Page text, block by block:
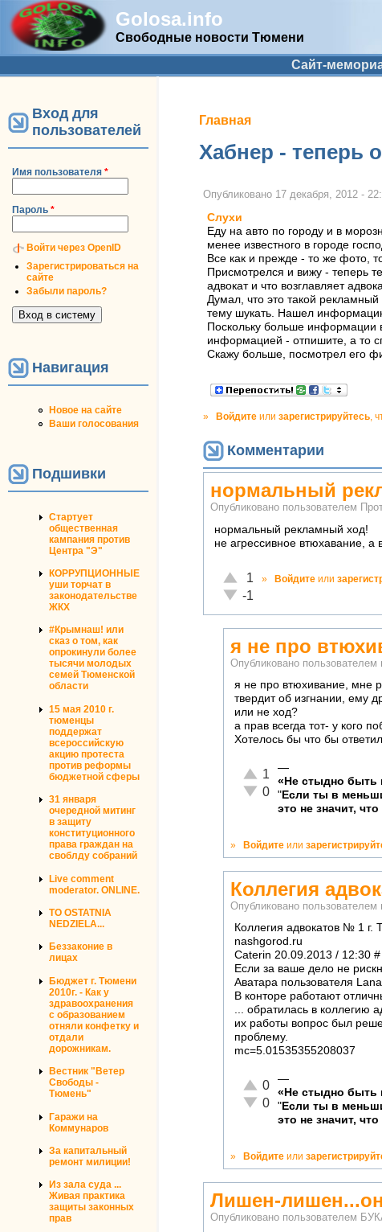
Golosa.info
Свободные новости Тюмени
Дополнительное меню Сайт-
Вход для
пользователей
Имя пользователя *
Пароль *
Войти через OpenID
Зарегистрироваться на
сайте
Забыли пароль?
Навигация
Новое на сайте
Ваши голосования
Подшивки
Стартует
общественная
кампания против
Центра "Э"
КОРРУПЦИОННЫЕ
уши торчат в
законодательстве
ЖКХ
#Крымнаш! или
сказ о том, как
опрокинули более
тысячи молодых
семей Тюменской
области
15 мая 2010 г.
тюменцы
поддержат
всероссийскую
акцию протеста
против реформы
бюджетной сферы
31 января
очередной митинг
в защиту
конституционного
права граждан на
своблду собраний
Live comment
moderator. ONLINE.
TO OSTATNIA
NEDZIELA...
Беззаконие в
лицах
Бюджет г. Тюмени
2010г. - Как у
здравоохранения
с образованием
отняли конфетку и
отдали
дорожникам.
Вестник "Ветер
Свободы -
Тюмень"
Гаражи на
Коммунаров
За капитальный
ремонт милиции!
Из зала суда ...
Живая практика
защиты законных
прав
Вы здесь
Главная
Хабнер - теперь
Опубликовано 17 декабря, 2012 -
Слухи
Еду на авто по городу и в
менее известного в городе
Все как и прежде - то же фото,
Присмотрелся и вижу - теперь
адвокат и что возглавляет
Думал, что это такой
тему шукать. Нашел информацию
Поскольку больше информации
информацией - отпишите, а то
Скажу больше, посмотрел его
» Войдите или зарегистрируйтесь ,
Комментарии
нормальный
Опубликовано пользователем
нормальный рекламный ход!
не агрессивное втюхавание, а
Отлично!
1
Неадекватно!
-1
» Войдите или
я не про
Опубликовано пользователем
я не про втюхивание, мне
твердит об изгнании, ему
или не ход?
а прав всегда тот- у кого
Хотелось бы что бы
Отлично!
1
Неадекватно!
0
—
«Не стыдно быть
" Если ты в
это не значит,
» Войдите или
Коллегия
Опубликовано пользователем
Коллегия адвокатов № 1
nashgorod.ru
Caterin 20.09.2013 / 12:30 #
Если за ваше дело не
Аватара пользователя
В конторе работают
... обратилась в коллегию
их работы вопрос был
проблему.
mc=5.01535355208037
Отлично!
0
Неадекватно!
0
—
«Не стыдно быть
" Если ты в
это не значит,
» Войдите или
Лишен-
Опубликовано пользователем